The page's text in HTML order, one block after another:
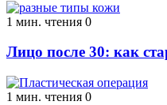
1 мин. чтения 0
Лицо после 30: как
1 мин. чтения 0